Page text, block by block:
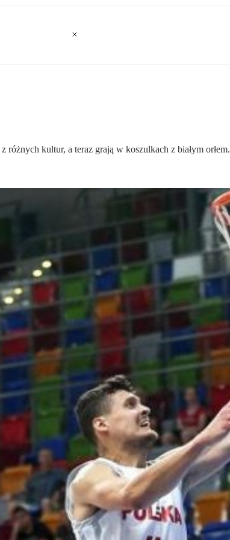
kultur, a teraz grają w koszulkach z białym orłem.